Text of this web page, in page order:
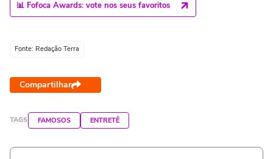
📊 Fofoca Awards: vote nos seus favoritos
Fonte: Redação Terra
Compartilhar
TAGS FAMOSOS ENTRETÊ